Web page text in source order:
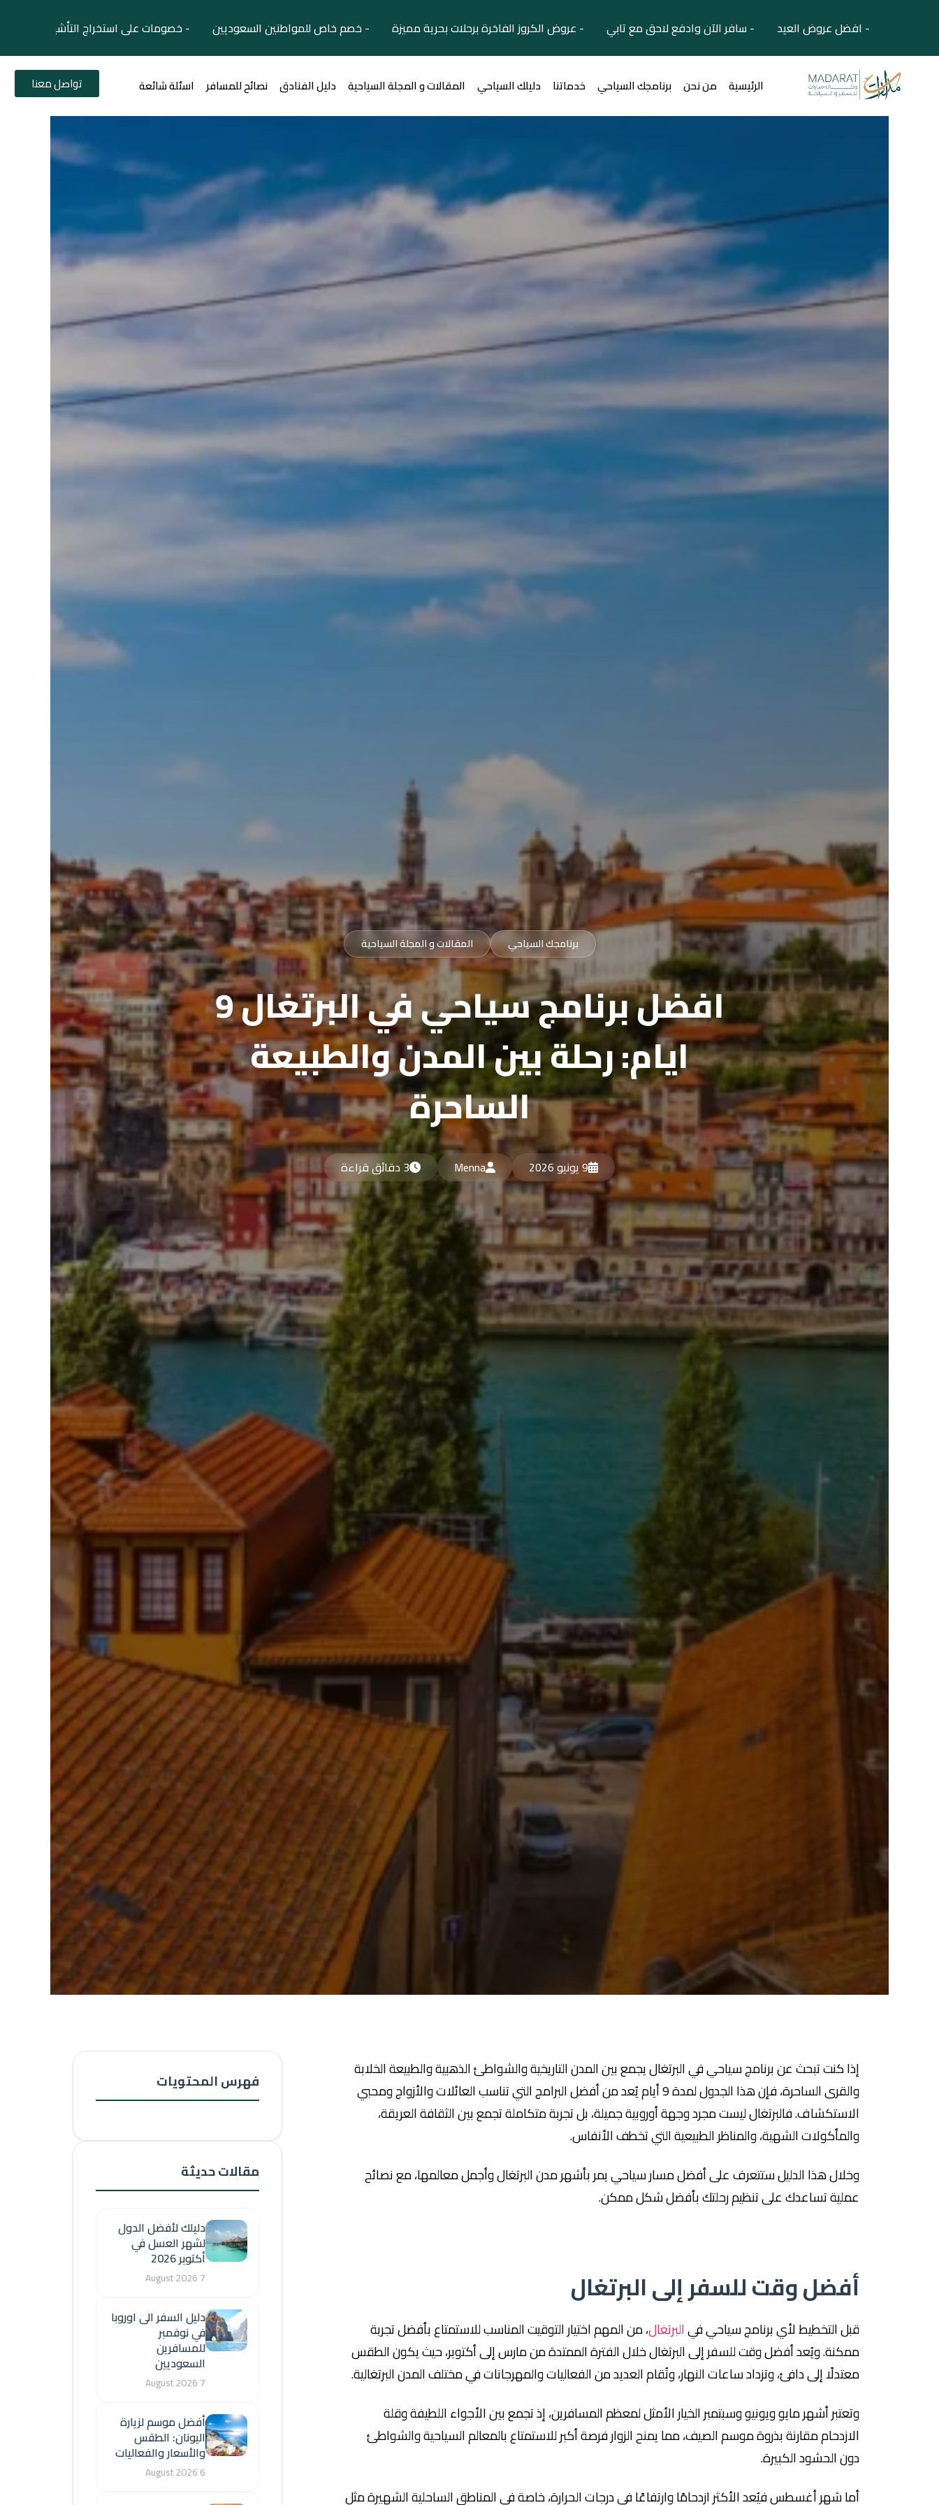
- افضل عروض العيد - سافر الآن وادفع لاحق مع تابي - عروض الكروز الفاخرة برحلات بحرية مميزة - خصم خاص للمواطنين السعوديين - خصومات على استخراج التأشيرات
الرئيسية من نحن برنامجك السياحي خدماتنا دليلك السياحي المقالات و المجلة السياحية دليل الفنادق نصائح للمسافر اسئلة شائعة تواصل معنا
برنامجك السياحي المقالات و المجلة السياحية
افضل برنامج سياحي في البرتغال 9
ايام: رحلة بين المدن والطبيعة
الساحرة
9 يونيو 2026 Menna 3 دقائق قراءة
إذا كنت تبحث عن برنامج سياحي في البرتغال يجمع بين المدن التاريخية والشواطئ الذهبية والطبيعة الخلابة
والقرى الساحرة، فإن هذا الجدول لمدة 9 أيام يُعد من أفضل البرامج التي تناسب العائلات والأزواج ومحبي
الاستكشاف. فالبرتغال ليست مجرد وجهة أوروبية جميلة، بل تجربة متكاملة تجمع بين الثقافة العريقة،
والمأكولات الشهية، والمناظر الطبيعية التي تخطف الأنفاس.
وخلال هذا الدليل ستتعرف على أفضل مسار سياحي يمر بأشهر مدن البرتغال وأجمل معالمها، مع نصائح
عملية تساعدك على تنظيم رحلتك بأفضل شكل ممكن.
أفضل وقت للسفر إلى البرتغال
قبل التخطيط لأي برنامج سياحي فيالبرتغال، من المهم اختيار التوقيت المناسب للاستمتاع بأفضل تجربة
ممكنة. ويُعد أفضل وقت للسفر إلى البرتغال خلال الفترة الممتدة من مارس إلى أكتوبر، حيث يكون الطقس
معتدلًا إلى دافئ، وتزداد ساعات النهار، وتُقام العديد من الفعاليات والمهرجانات في مختلف المدن البرتغالية.
وتعتبر أشهر مايو ويونيو وسبتمبر الخيار الأمثل لمعظم المسافرين، إذ تجمع بين الأجواء اللطيفة وقلة
الازدحام مقارنة بذروة موسم الصيف، مما يمنح الزوار فرصة أكبر للاستمتاع بالمعالم السياحية والشواطئ
دون الحشود الكبيرة.
أما شهر أغسطس فيُعد الأكثر ازدحامًا وارتفاعًا في درجات الحرارة، خاصة في المناطق الساحلية الشهيرة مثل
فهرس المحتويات
مقالات حديثة
دليلك لأفضل الدول
لشهر العسل في
أكتوبر 2026
7 August 2026
دليل السفر الى اوروبا
في نوفمبر
للمسافرين
السعوديين
7 August 2026
أفضل موسم لزيارة
اليونان: الطقس
والأسعار والفعاليات
6 August 2026